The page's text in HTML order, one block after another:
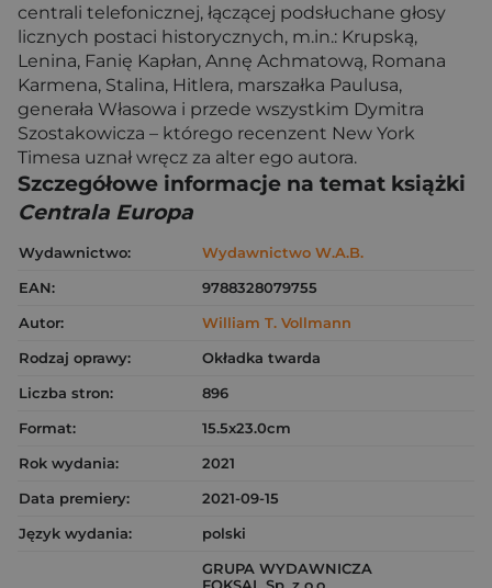
centrali telefonicznej, łączącej podsłuchane głosy
licznych postaci historycznych, m.in.: Krupską,
Lenina, Fanię Kapłan, Annę Achmatową, Romana
Karmena, Stalina, Hitlera, marszałka Paulusa,
generała Własowa i przede wszystkim Dymitra
Szostakowicza – którego recenzent New York
Timesa uznał wręcz za alter ego autora.
Szczegółowe informacje na temat książki
Centrala Europa
Wydawnictwo:
Wydawnictwo W.A.B.
EAN:
9788328079755
Autor:
William T. Vollmann
Rodzaj oprawy:
Okładka twarda
Liczba stron:
896
Format:
15.5x23.0cm
Rok wydania:
2021
Data premiery:
2021-09-15
Język wydania:
polski
GRUPA WYDAWNICZA